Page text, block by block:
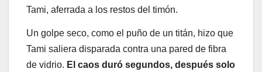
Tami, aferrada a los restos del timón.
Un golpe seco, como el puño de un titán, hizo que
Tami saliera disparada contra una pared de fibra
de vidrio. El caos duró segundos, después solo